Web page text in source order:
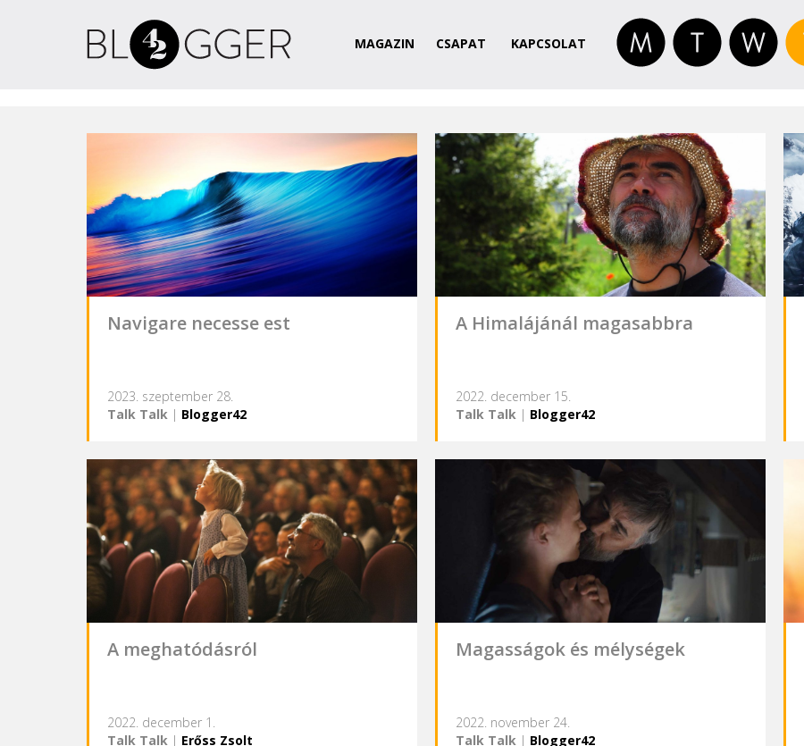
MAGAZIN CSAPAT KAPCSOLAT
Navigare necesse est
2023. szeptember 28.
Talk Talk | Blogger42
A Himalájánál magasabbra
2022. december 15.
Talk Talk | Blogger42
A meghatódásról
2022. december 1.
Talk Talk | Erőss Zsolt
Magasságok és mélységek
2022. november 24.
Talk Talk | Blogger42